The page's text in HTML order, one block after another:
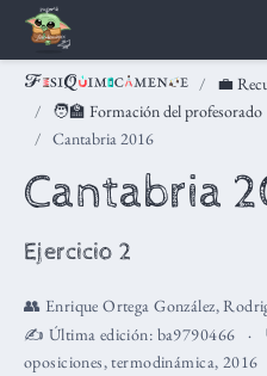
💼
🧑‍🏫 Formación del profesorado
Cantabria 2016
Cantabria
Ejercicio 2
👥 Enrique Ortega González,
✍️ Última edición: ba9790466
oposiciones,termodinámica, 2016